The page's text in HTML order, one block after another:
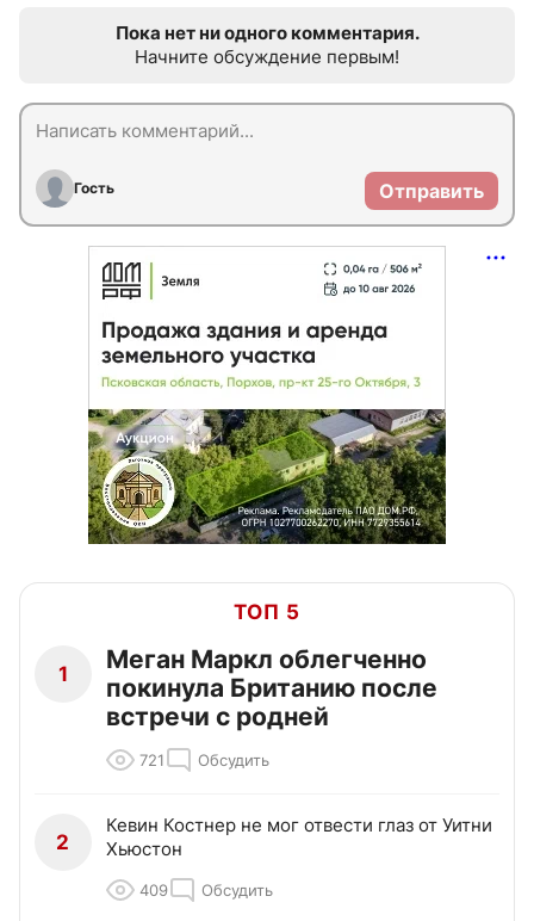
Пока нет ни одного комментария.
Начните обсуждение первым!
Гость Отправить
ТОП 5
1
Меган Маркл облегченно
покинула Британию после
встречи с родней
721 Обсудить
2
Кевин Костнер не мог отвести глаз от Уитни
Хьюстон
409 Обсудить